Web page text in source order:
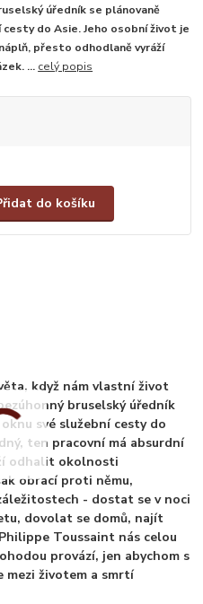
úředník se plánovaně
do Asie. Jeho osobní život je
přesto odhodlaně vyráží
... celý popis
do košíku
když nám vlastní život
bruselský úředník
své služební cesty do
ten pracovní má absurdní
odhalit okolnosti
obrací proti němu,
- dostat se v noci
dovolat se domů, najít
Toussaint nás celou
provází, jen abychom s
mezi životem a smrtí